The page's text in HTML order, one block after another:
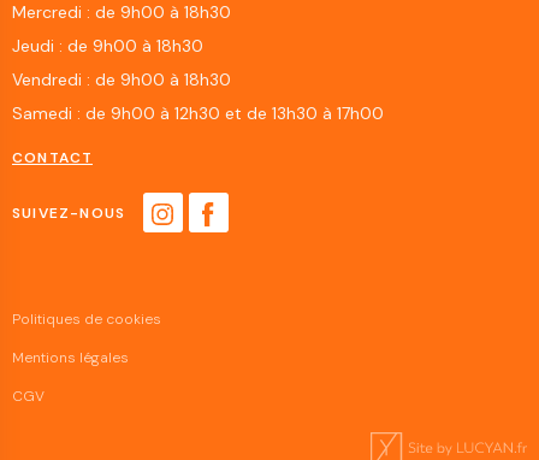
Mercredi : de 9h00 à 18h30
Jeudi : de 9h00 à 18h30
Vendredi : de 9h00 à 18h30
Samedi : de 9h00 à 12h30 et de 13h30 à 17h00
CONTACT
SUIVEZ-NOUS
Politiques de cookies
Mentions légales
CGV